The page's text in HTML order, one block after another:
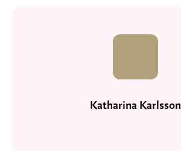
Katharina Karlsson